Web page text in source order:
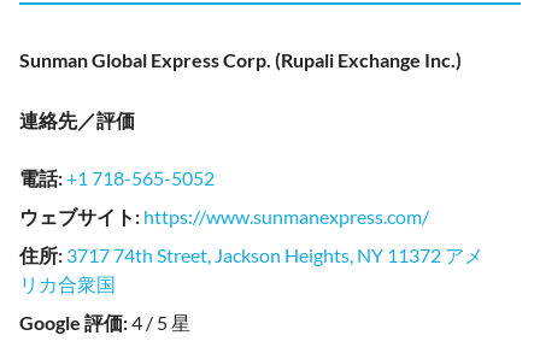
Sunman Global Express Corp. (Rupali Exchange Inc.)
連絡先／評価
電話:+1 718-565-5052
ウェブサイト : https://www.sunmanexpress.com/
住所: 3717 74th Street, Jackson Heights, NY 11372 アメ
リカ合衆国
Google 評価:4 / 5 星